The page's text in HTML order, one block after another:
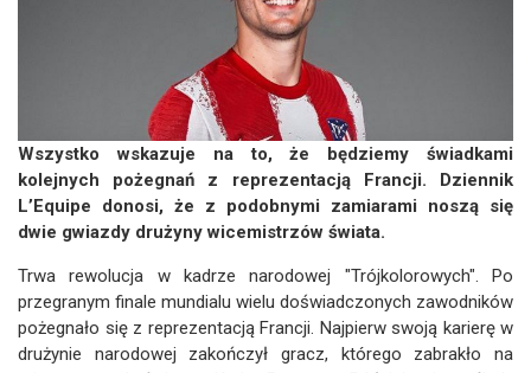
Wszystko wskazuje na to, że będziemy świadkami
kolejnych pożegnań z reprezentacją Francji. Dziennik
L’Equipe donosi, że z podobnymi zamiarami noszą się
dwie gwiazdy drużyny wicemistrzów świata.
Trwa rewolucja w kadrze narodowej "Trójkolorowych". Po
przegranym finale mundialu wielu doświadczonych zawodników
pożegnało się z reprezentacją Francji. Najpierw swoją karierę w
drużynie narodowej zakończył gracz, którego zabrakło na